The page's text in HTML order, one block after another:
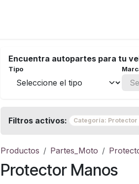
Encuentra autopartes para tu
Tipo
Filtros activos: Categoría: Protector
Productos Partes_Moto
Protector Manos